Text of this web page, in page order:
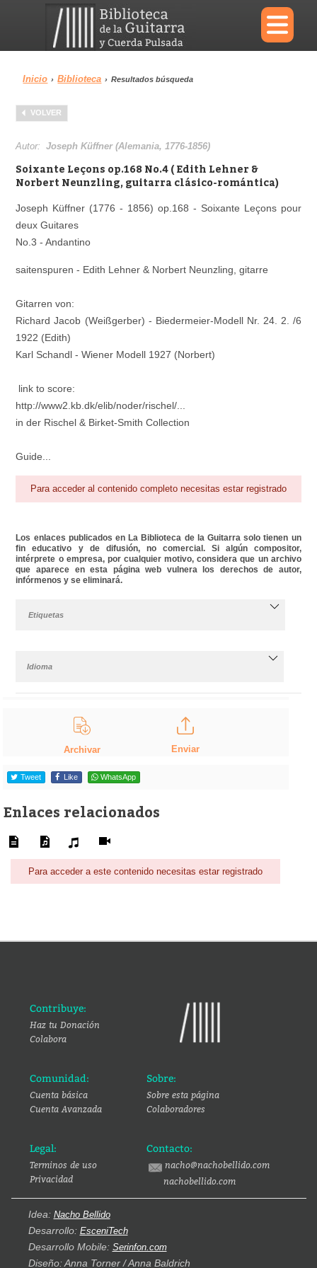
×
Menu
Biblioteca Diccionario
Área personal Reproductor
Inicio › Biblioteca › Resultados búsqueda
VOLVER
Autor:Joseph Küffner (Alemania, 1776-1856)
Soixante Leçons op.168 No.4 ( Edith Lehner &
Norbert Neunzling, guitarra clásico-romántica)
Joseph Küffner (1776 - 1856) op.168 - Soixante Leçons pour
deux Guitares
No.3 - Andantino
saitenspuren - Edith Lehner & Norbert Neunzling, gitarre
Gitarren von:
Richard Jacob (Weißgerber) - Biedermeier-Modell Nr. 24. 2. /6
1922 (Edith)
Karl Schandl - Wiener Modell 1927 (Norbert)
link to score:
http://www2.kb.dk/elib/noder/rischel/...
in der Rischel & Birket-Smith Collection
Guide...
Para acceder al contenido completo necesitas estar registrado
Los enlaces publicados en La Biblioteca de la Guitarra solo tienen un
fin educativo y de difusión, no comercial. Si algún compositor,
intérprete o empresa, por cualquier motivo, considera que un archivo
que aparece en esta página web vulnera los derechos de autor,
infórmenos y se eliminará.
Etiquetas
Idioma
Archivar Enviar
Tweet Like WhatsApp
Enlaces relacionados
Para acceder a este contenido necesitas estar registrado
Contribuye:
Haz tu Donación
Colabora
Comunidad:
Cuenta básica
Cuenta Avanzada
Sobre:
Sobre esta página
Colaboradores
Legal:
Terminos de uso
Privacidad
Contacto:
nacho@nachobellido.com
nachobellido.com
Idea: Nacho Bellido
Desarrollo: EsceniTech
Desarrollo Mobile: Serinfon.com
Diseño: Anna Torner / Anna Baldrich